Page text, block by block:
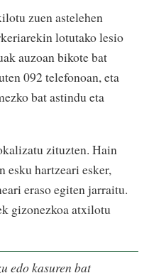
zuen astelehen
lotutako lesio
auzoan bikote bat
092 telefonoan, eta
bat astindu eta
zituzten. Hain
esku hartzeari esker,
eraso egiten jarraitu.
gizonezkoa atxilotu
edo kasuren bat